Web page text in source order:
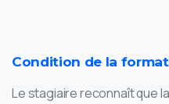
Condition de la
Le stagiaire reconnaît que